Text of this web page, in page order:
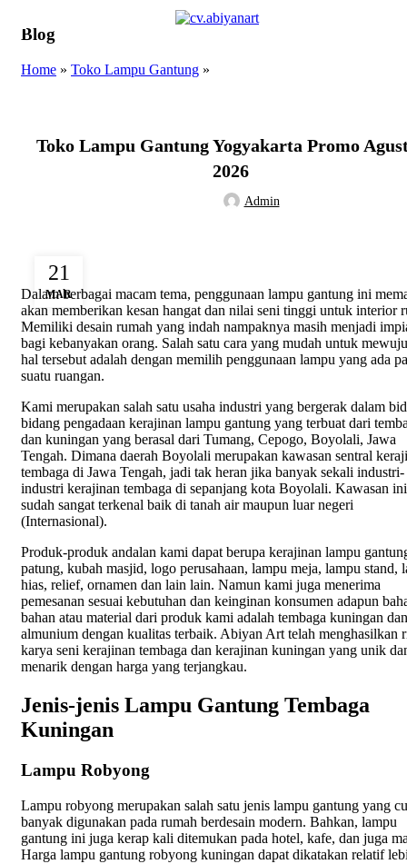
Blog
Home » Toko Lampu Gantung »
Toko Lampu Gantung Yogyakarta Promo
2026
Admin
21
MAR
Dalam berbagai macam tema, penggunaan lampu gantung ini
akan memberikan kesan hangat dan nilai seni tinggi untuk interior
Memiliki desain rumah yang indah nampaknya masih menjadi
bagi kebanyakan orang. Salah satu cara yang mudah untuk
hal tersebut adalah dengan memilih penggunaan lampu yang ada
suatu ruangan.
Kami merupakan salah satu usaha industri yang bergerak dalam
bidang pengadaan kerajinan lampu gantung yang terbuat dari
dan kuningan yang berasal dari Tumang, Cepogo, Boyolali, Jawa
Tengah. Dimana daerah Boyolali merupakan kawasan sentral
tembaga di Jawa Tengah, jadi tak heran jika banyak sekali industri-
industri kerajinan tembaga di sepanjang kota Boyolali. Kawasan ini
sudah sangat terkenal baik di tanah air maupun luar negeri
(Internasional).
Produk-produk andalan kami dapat berupa kerajinan lampu
patung, kubah masjid, logo perusahaan, lampu meja, lampu stand,
hias, relief, ornamen dan lain lain. Namun kami juga menerima
pemesanan sesuai kebutuhan dan keinginan konsumen adapun
bahan atau material dari produk kami adalah tembaga kuningan dan
almunium dengan kualitas terbaik. Abiyan Art telah menghasilkan
karya seni kerajinan tembaga dan kerajinan kuningan yang unik
menarik dengan harga yang terjangkau.
Jenis-jenis Lampu Gantung Tembaga
Kuningan
Lampu Robyong
Lampu robyong merupakan salah satu jenis lampu gantung yang
banyak digunakan pada rumah berdesain modern. Bahkan, lampu
gantung ini juga kerap kali ditemukan pada hotel, kafe, dan juga
Harga lampu gantung robyong kuningan dapat dikatakan relatif